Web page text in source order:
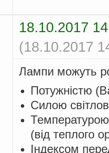
18.10.2017
(18.10.2017
Лампи можуть
Потужністю
Силою
Температурою
(від теплого
Індексом